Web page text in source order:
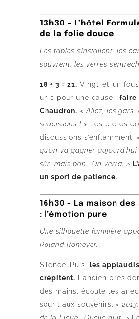
13h30 – L’hôtel
de la folie douce
Les tables s’installent, les
s’ouvrent, les verres
18 + 3 = 21. Vingt-et-un fous
unis pour une cause : faire
Chaudron. « Allez, les gars,
saucissons ! » Les bières
discussions s’enflamment.
qu’on va gagner
sûr, mais bon… On verra. »
un sport de patience.
16h30 – La maison
: l’émotion pure
Une silhouette familière
Roland Romeyer.
Silence. Puis,
les
crépitent. L’ancien
des mains, écoute les
sourit aux souvenirs. «